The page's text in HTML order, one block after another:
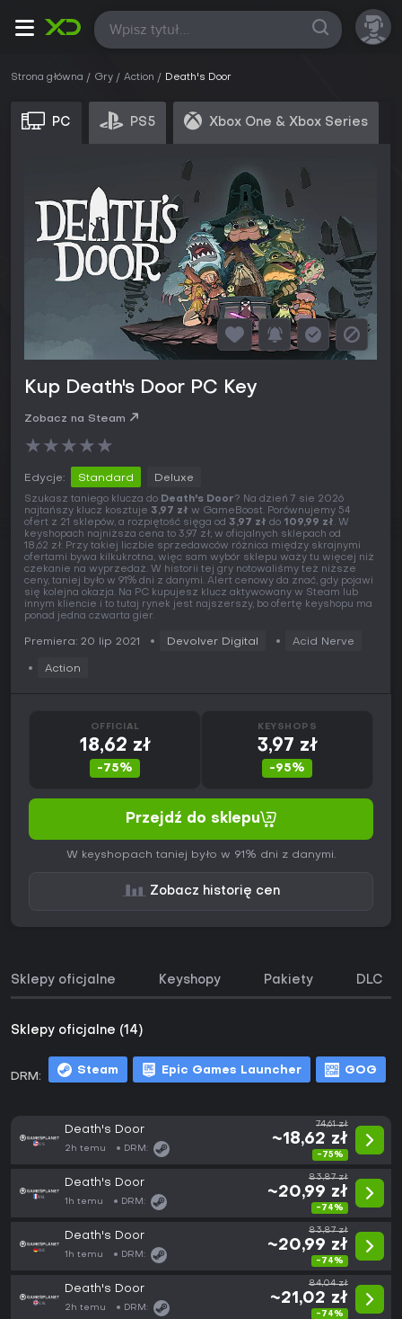
Wszystkie
Strona główna Gry Action Death's Door
PC PS5 Xbox One & Xbox Series
Kup Death's Door PC Key
Zobacz na Steam
★★★★★
Edycje: Standard Deluxe
Szukasz taniego klucza do Death's Door? Na dzień 7 sie 2026
najtańszy klucz kosztuje 3,97 zł w GameBoost. Porównujemy 54
ofert z 21 sklepów, a rozpiętość sięga od 3,97 zł do 109,99 zł. W
keyshopach najniższa cena to 3,97 zł, w oficjalnych sklepach od
18,62 zł. Przy takiej liczbie sprzedawców różnica między skrajnymi
ofertami bywa kilkukrotna, więc sam wybór sklepu waży tu więcej niż
czekanie na wyprzedaż. W historii tej gry notowaliśmy też niższe
ceny, taniej było w 91% dni z danymi. Alert cenowy da znać, gdy pojawi
się kolejna okazja. Na PC kupujesz klucz aktywowany w Steam lub
innym kliencie i to tutaj rynek jest najszerszy, bo ofertę keyshopu ma
ponad jedna czwarta gier.
Premiera: 20 lip 2021 Devolver Digital Acid Nerve
Action
OFFICIAL
18,62 zł
-75%
KEYSHOPS
3,97 zł
-95%
Przejdź do sklepu
W keyshopach taniej było w 91% dni z danymi.
Zobacz historię cen
Sklepy oficjalne Keyshopy Pakiety DLC
Sklepy oficjalne (14)
DRM: Steam Epic Games Launcher GOG
Death's Door
2h temu DRM:
74,61 zł
~18,62 zł
-75%
Death's Door
1h temu DRM:
83,87 zł
~20,99 zł
-74%
Death's Door
1h temu DRM:
83,87 zł
~20,99 zł
-74%
Death's Door
2h temu DRM:
84,04 zł
~21,02 zł
-74%